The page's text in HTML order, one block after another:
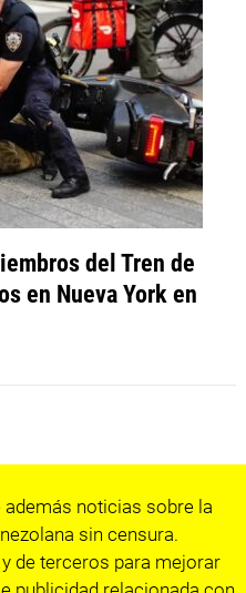
del Tren de
en Nueva York en
noticias sobre la
sin censura.
de terceros para mejorar